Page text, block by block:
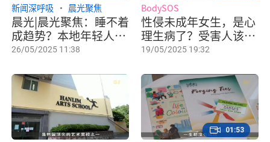
晨光|晨光聚焦：睡不着
成趋势？本地年轻人愈
发面对睡眠问题
新闻深呼吸 晨光聚焦
26/05/2025 11:38
性侵未成年女生，是心
理生病了？受害人该怎
么做？
BodySOS
19/05/2025 19:32
01:53